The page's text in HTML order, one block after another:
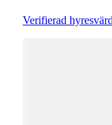
Verifierad hyresvärd